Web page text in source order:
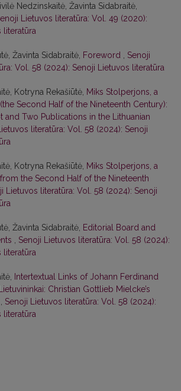
Nedzinskaitė, Žavinta Sidabraitė,
Lietuvos literatūra: Vol. 49 (2020):
literatūra
Žavinta Sidabraitė, Foreword , Senoji
Vol. 58 (2024): Senoji Lietuvos literatūra
Kotryna Rekašiūtė, Miks Stolperjons, a
Second Half of the Nineteenth Century):
and Two Publications in the Lithuanian
literatūra: Vol. 58 (2024): Senoji
Kotryna Rekašiūtė, Miks Stolperjons, a
the Second Half of the Nineteenth
Lietuvos literatūra: Vol. 58 (2024): Senoji
Žavinta Sidabraitė, Editorial Board and
, Senoji Lietuvos literatūra: Vol. 58 (2024):
literatūra
Intertextual Links of Johann Ferdinand
Christian Gottlieb Mielcke’s
, Senoji Lietuvos literatūra: Vol. 58 (2024):
literatūra